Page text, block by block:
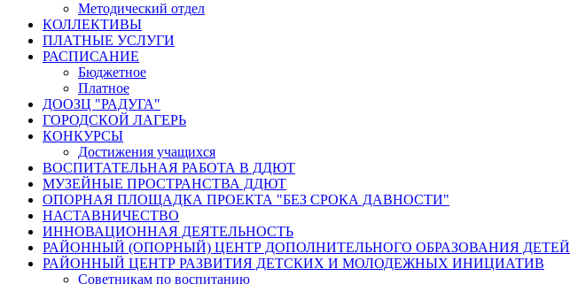
Методический отдел
КОЛЛЕКТИВЫ
ПЛАТНЫЕ УСЛУГИ
РАСПИСАНИЕ
Бюджетное
Платное
ДООЗЦ "РАДУГА"
ГОРОДСКОЙ ЛАГЕРЬ
КОНКУРСЫ
Достижения учащихся
ВОСПИТАТЕЛЬНАЯ РАБОТА В ДДЮТ
МУЗЕЙНЫЕ ПРОСТРАНСТВА ДДЮТ
ОПОРНАЯ ПЛОЩАДКА ПРОЕКТА "БЕЗ СРОКА ДАВНОСТИ"
НАСТАВНИЧЕСТВО
ИННОВАЦИОННАЯ ДЕЯТЕЛЬНОСТЬ
РАЙОННЫЙ (ОПОРНЫЙ) ЦЕНТР ДОПОЛНИТЕЛЬНОГО ОБРАЗОВАНИЯ ДЕТЕЙ
РАЙОННЫЙ ЦЕНТР РАЗВИТИЯ ДЕТСКИХ И МОЛОДЕЖНЫХ ИНИЦИАТИВ
Советникам по воспитанию